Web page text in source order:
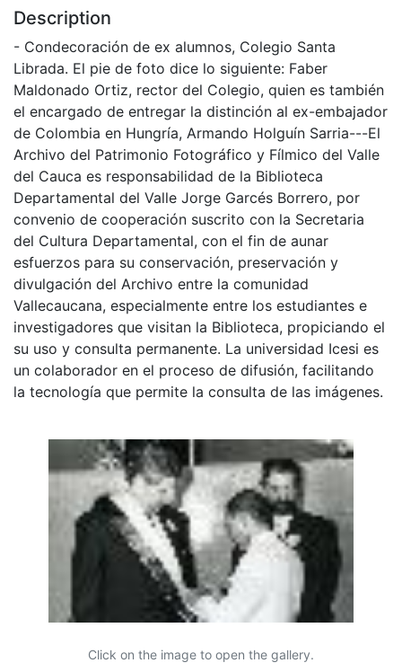
Description
- Condecoración de ex alumnos, Colegio Santa
Librada. El pie de foto dice lo siguiente: Faber
Maldonado Ortiz, rector del Colegio, quien es también
el encargado de entregar la distinción al ex-embajador
de Colombia en Hungría, Armando Holguín Sarria---El
Archivo del Patrimonio Fotográfico y Fílmico del Valle
del Cauca es responsabilidad de la Biblioteca
Departamental del Valle Jorge Garcés Borrero, por
convenio de cooperación suscrito con la Secretaria
del Cultura Departamental, con el fin de aunar
esfuerzos para su conservación, preservación y
divulgación del Archivo entre la comunidad
Vallecaucana, especialmente entre los estudiantes e
investigadores que visitan la Biblioteca, propiciando el
su uso y consulta permanente. La universidad Icesi es
un colaborador en el proceso de difusión, facilitando
la tecnología que permite la consulta de las imágenes.
Click on the image to open the gallery.